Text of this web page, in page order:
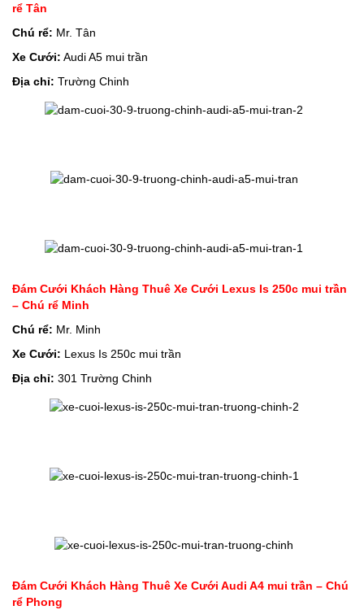
rể Tân
Chú rể: Mr. Tân
Xe Cưới: Audi A5 mui trần
Địa chỉ: Trường Chinh
Đám Cưới Khách Hàng Thuê Xe Cưới Lexus Is 250c mui trần
– Chú rể Minh
Chú rể: Mr. Minh
Xe Cưới: Lexus Is 250c mui trần
Địa chỉ: 301 Trường Chinh
Đám Cưới Khách Hàng Thuê Xe Cưới Audi A4 mui trần – Chú
rể Phong